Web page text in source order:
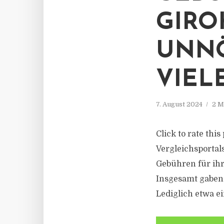
7. August 2024 2
Click to rate this
Gebühren für
Insgesamt
Lediglich etwa